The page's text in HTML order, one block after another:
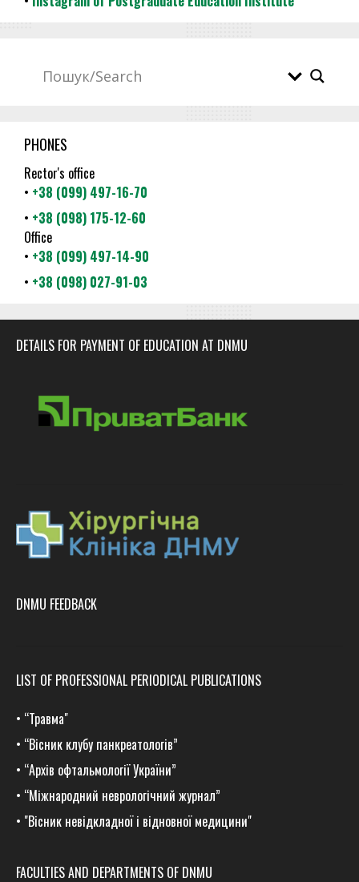
PHONES
Rector's office
• +38 (099) 497-16-70
• +38 (098) 175-12-60
Office
• +38 (099) 497-14-90
• +38 (098) 027-91-03
DETAILS FOR PAYMENT OF EDUCATION AT DNMU
DNMU FEEDBACK
LIST OF PROFESSIONAL PERIODICAL PUBLICATIONS
• “Травма"
• “Вісник клубу панкреатологів”
• “Архів офтальмології України”
• “Міжнародний неврологічний журнал”
• "Вісник невідкладної і відновної медицини"
FACULTIES AND DEPARTMENTS OF DNMU